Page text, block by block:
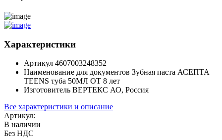
Характеристики
Артикул 4607003248352
Наименование для документов Зубная паста АСЕПТА
TEENS туба 50МЛ ОТ 8 лет
Изготовитель ВЕРТЕКС АО, Россия
Все характеристики и описание
Артикул:
В наличии
Без НДС